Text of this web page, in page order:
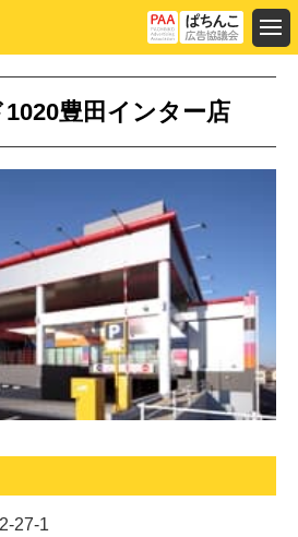
豊田インター店
27-1